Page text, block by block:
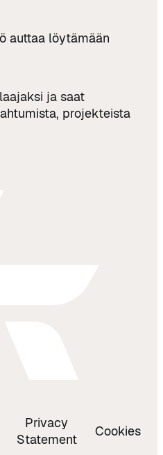
auttaa löytämään
ja saat
projekteista
Privacy
Statement
Cookies